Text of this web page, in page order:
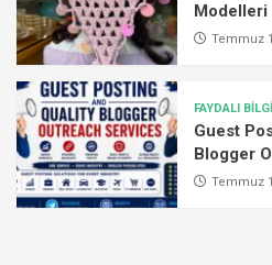
Modelleri
Temmuz
FAYDALI
Guest
Blogger
Temmuz